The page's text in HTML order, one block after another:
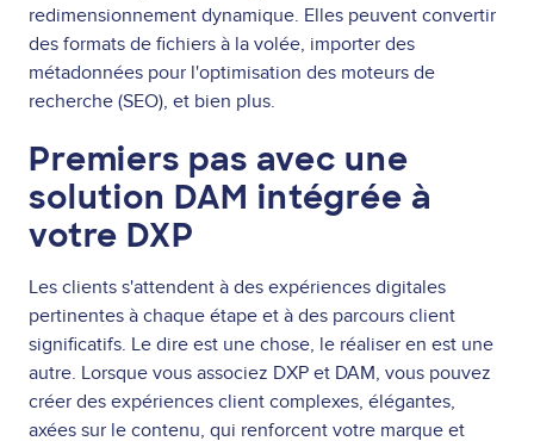
redimensionnement dynamique. Elles peuvent convertir
des formats de fichiers à la volée, importer des
métadonnées pour l'optimisation des moteurs de
recherche (SEO), et bien plus.
Premiers pas avec une
solution DAM intégrée à
votre DXP
Les clients s'attendent à des expériences digitales
pertinentes à chaque étape et à des parcours client
significatifs. Le dire est une chose, le réaliser en est une
autre. Lorsque vous associez DXP et DAM, vous pouvez
créer des expériences client complexes, élégantes,
axées sur le contenu, qui renforcent votre marque et